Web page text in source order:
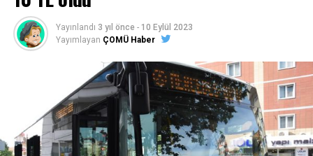
Yayınlandı 3 yıl önce - 10 Eylül 2023
Yayımlayan ÇOMÜ Haber